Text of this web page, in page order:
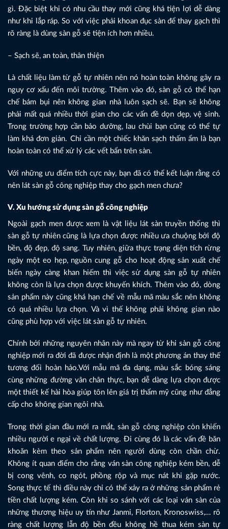
gì. Đặc biệt khi có nhu cầu thay mới cũng khá tiện lợi dễ dàng
như khi lắp ráp. So với việc phải khoan đục sàn để thay gạch thì
rõ ràng là dùng sàn gỗ sẽ tiện ích hơn nhiều.
– Sạch sẽ, an toàn, thân thiện
Là chất liệu làm từ gỗ tự nhiên nên nó hoàn toàn không gây ra
nguy cơ xấu đến môi trường. Thêm vào đó, sàn gỗ có thể hạn
chế bám bụi nên không gian nhà luôn sạch sẽ. Bạn sẽ không
phải mất quá nhiều thời gian cho các vấn đề dọn dẹp, vệ sinh.
Trong trường hợp cần bảo dưỡng, lau chùi bạn cũng có thể tự
làm khá đơn giản. Chỉ cần một chiếc khăn sạch thấm ẩm là bạn
hoàn toàn có thể xử lý các vết bẩn trên sàn.
Với những ưu điểm tích cực này, bạn đã có thể kết luận rằng có
nên lát sàn gỗ công nghiệp thay cho gạch men chưa?
V. Xu hướng sử dụng sàn gỗ công nghiệp
Ngoài gạch men được xem là vật liệu lát sàn truyền thống thì
sàn gỗ tự nhiên cũng là lựa chọn được nhiều ưa chuộng bởi độ
bền, độ đẹp, độ sang. Tuy nhiên, giữa thực trạng diện tích rừng
ngày một eo hẹp, nguồn cung gỗ cho hoạt động sản xuất chế
biến ngày càng khan hiếm thì việc sử dụng sàn gỗ tự nhiên
không còn là lựa chọn được khuyến khích. Thêm vào đó, dòng
sản phẩm này cũng khá hạn chế về mẫu mã màu sắc nên không
có quá nhiều lựa chọn. Và vì thế không phải không gian nào
cũng phù hợp với việc lát sàn gỗ tự nhiên.
Chính bởi những nguyên nhân này mà ngay từ khi sàn gỗ công
nghiệp mới ra đời đã được nhận định là một phương án thay thế
tương đối hoàn hảo.Với mẫu mã đa dạng, màu sắc bóng sáng
cùng những đường vân chân thực, bạn dễ dàng lựa chọn được
một thiết kế hài hòa giúp tôn lên giá trị thẩm mỹ cũng như đẳng
cấp cho không gian ngôi nhà.
Trong thời gian đầu mới ra mắt, sàn gỗ công nghiệp còn khiến
nhiều người e ngại về chất lượng. Đi cùng đó là các vấn đề băn
khoăn kèm theo sản phẩm nên người dùng còn chần chừ.
Không ít quan điểm cho rằng ván sàn công nghiệp kém bền, dễ
bị cong vênh, co ngót, phồng rộp và mục nát khi gặp nước.
Song thực tế thì điều này chỉ có thể xảy ra ở những sản phẩm rẻ
tiền chất lượng kém. Còn khi so sánh với các loại ván sàn của
những thương hiệu uy tín như Janmi, Florton, Kronoswiss,… rõ
ràng chất lượng lẫn độ bền đều không hề thua kém sàn tự